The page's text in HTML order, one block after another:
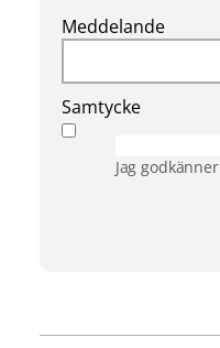
Meddelande
Samtycke
Jag godkänner